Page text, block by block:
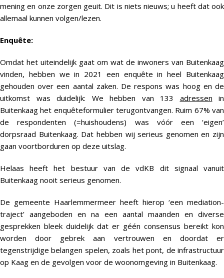
mening en onze zorgen geuit. Dit is niets nieuws; u heeft dat ook
allemaal kunnen volgen/lezen.
Enquête:
Omdat het uiteindelijk gaat om wat de inwoners van Buitenkaag
vinden, hebben we in 2021 een enquête in heel Buitenkaag
gehouden over een aantal zaken. De respons was hoog en de
uitkomst was duidelijk: We hebben van 133 adressen in
Buitenkaag het enquêteformulier terugontvangen. Ruim 67% van
de respondenten (=huishoudens) was vóór een ‘eigen’
dorpsraad Buitenkaag. Dat hebben wij serieus genomen en zijn
gaan voortborduren op deze uitslag.
Helaas heeft het bestuur van de vdKB dit signaal vanuit
Buitenkaag nooit serieus genomen.
De gemeente Haarlemmermeer heeft hierop ‘een mediation-
traject’ aangeboden en na een aantal maanden en diverse
gesprekken bleek duidelijk dat er géén consensus bereikt kon
worden door gebrek aan vertrouwen en doordat er
tegenstrijdige belangen spelen, zoals het pont, de infrastructuur
op Kaag en de gevolgen voor de woonomgeving in Buitenkaag.